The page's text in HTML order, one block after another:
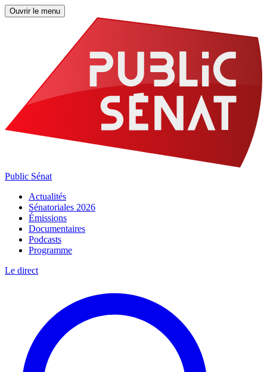
Ouvrir le menu
Public Sénat
Actualités
Sénatoriales 2026
Émissions
Documentaires
Podcasts
Programme
Le direct